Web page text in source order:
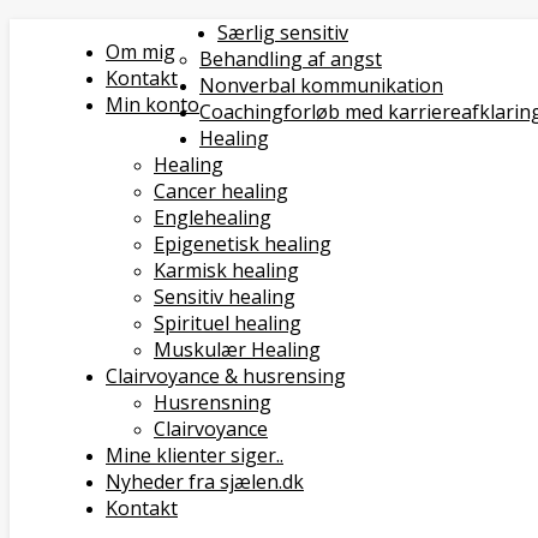
Om mig
Kontakt
Min konto
Særlig sensitiv
Behandling af angst
Nonverbal kommunikation
Coachingforløb med
Healing
Healing
Cancer healing
Englehealing
Epigenetisk healing
Karmisk healing
Sensitiv healing
Spirituel healing
Muskulær Healing
Clairvoyance & husrensing
Husrensning
Clairvoyance
Mine klienter siger..
Nyheder fra sjælen.dk
Kontakt